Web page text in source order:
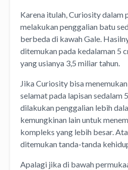
Karena itulah, Curiosity dalam
melakukan penggalian batu
berbeda di kawah Gale.
ditemukan pada kedalaman 5
yang usianya 3,5 miliar tahun.
Jika Curiosity bisa
selamat pada lapisan sedalam
dilakukan penggalian lebih
kemungkinan lain untuk
kompleks yang lebih besar.
ditemukan tanda-tanda
Apalagi jika di bawah